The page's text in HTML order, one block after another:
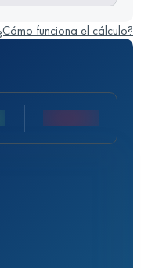
funciona el cálculo?